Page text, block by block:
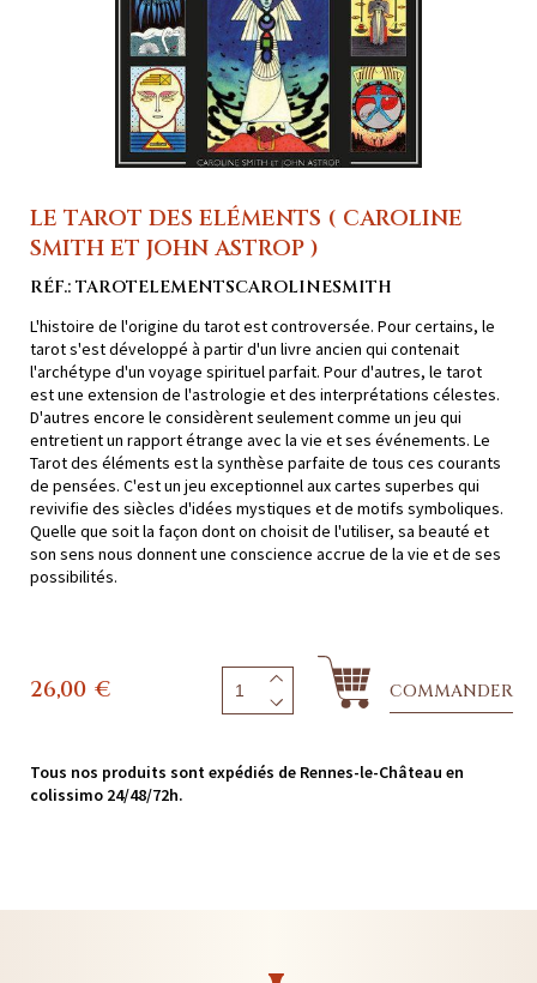
LE TAROT DES ELÉMENTS ( CAROLINE
SMITH ET JOHN ASTROP )
RÉF.: TAROTELEMENTSCAROLINESMITH
L'histoire de l'origine du tarot est controversée. Pour certains, le
tarot s'est développé à partir d'un livre ancien qui contenait
l'archétype d'un voyage spirituel parfait. Pour d'autres, le tarot
est une extension de l'astrologie et des interprétations célestes.
D'autres encore le considèrent seulement comme un jeu qui
entretient un rapport étrange avec la vie et ses événements. Le
Tarot des éléments est la synthèse parfaite de tous ces courants
de pensées. C'est un jeu exceptionnel aux cartes superbes qui
revivifie des siècles d'idées mystiques et de motifs symboliques.
Quelle que soit la façon dont on choisit de l'utiliser, sa beauté et
son sens nous donnent une conscience accrue de la vie et de ses
possibilités.
26,00 € COMMANDER
Tous nos produits sont expédiés de Rennes-le-Château en
colissimo 24/48/72h.